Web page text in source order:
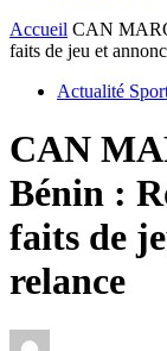
Accueil CAN
faits de jeu et
Actualité
CAN
Bénin :
faits de
relance